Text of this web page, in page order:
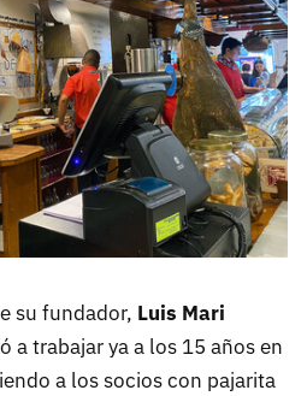
su fundador, Luis Mari
a trabajar ya a los 15 años en
a los socios con pajarita